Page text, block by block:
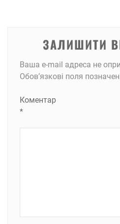
ЗАЛИШИТИ
Ваша e-mail адреса не
Обов’язкові поля
Коментар
*